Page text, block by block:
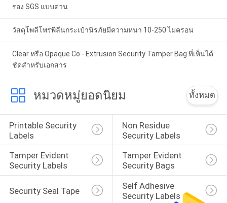
รอง SGS แบบด่วน
วัสดุโพลีโพรพีลีนกระเป๋านิรภัยมีความหนา 10-250 ไมครอน
Clear หรือ Opaque Co - Extrusion Security Tamper Bag ที่เห็นได้
ชัดสำหรับเอกสาร
หมวดหมู่ยอดนิยม ทั้งหมด
Printable Security
Labels
Non Residue
Security Labels
Tamper Evident
Security Labels
Tamper Evident
Security Bags
Security Seal Tape
Self Adhesive
Security Labels